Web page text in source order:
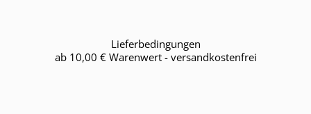
Lieferbedingungen
ab 10,00 € Warenwert - versandkostenfrei